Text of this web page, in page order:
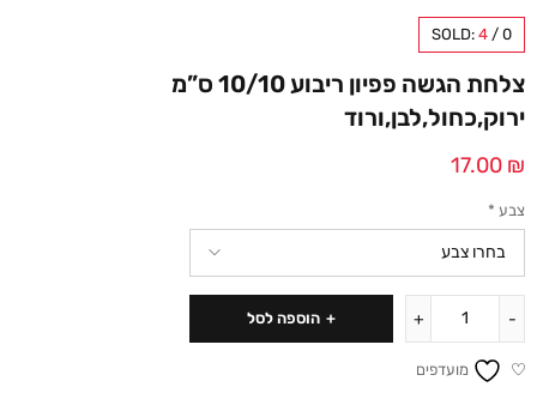
SOLD: 4 / 0
צלחת הגשה פפיון ריבוע 10/10 ס”מ
ירוק,כחול,לבן,ורוד
17.00 ₪
צבע *
הוספה לסל
מועדפים